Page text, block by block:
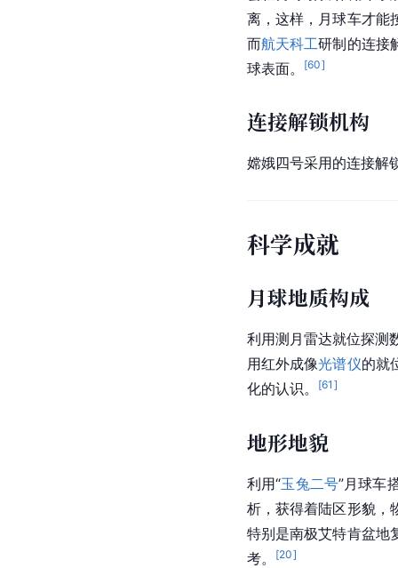
离，这样，月球车才能
而航天科工研制的连接
球表面。
[60]
连接解锁机构
嫦娥四号采用的连接解
科学成就
月球地质构成
利用测月雷达就位探测
用红外成像光谱仪的就
化的认识。
[61 ]
地形地貌
利用“玉兔二号”月球车
析，获得着陆区形貌，
特别是南极艾特肯盆地
考。
[20]